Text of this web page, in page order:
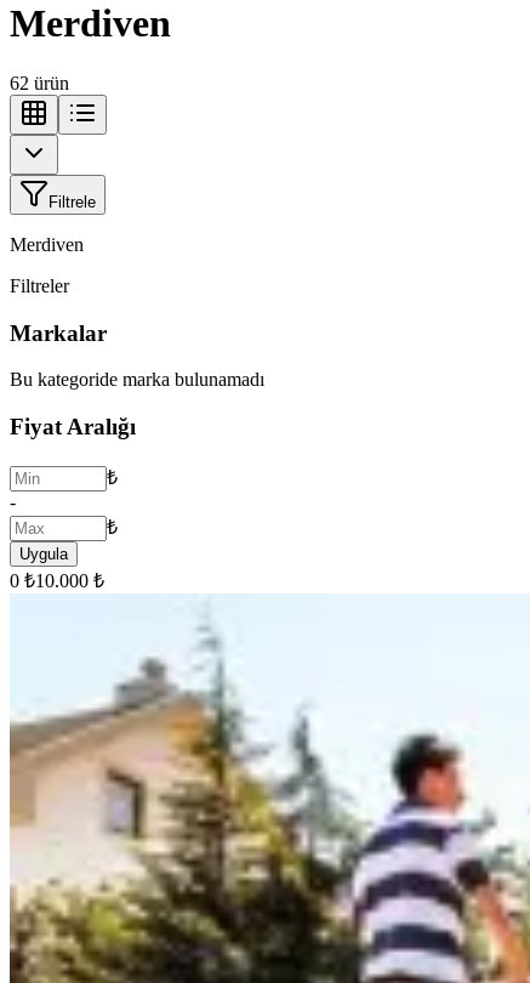
Merdiven
62 ürün
Filtrele
Merdiven
Filtreler
Markalar
Bu kategoride marka bulunamadı
Fiyat Aralığı
₺
-
₺
Uygula
0 ₺10.000 ₺